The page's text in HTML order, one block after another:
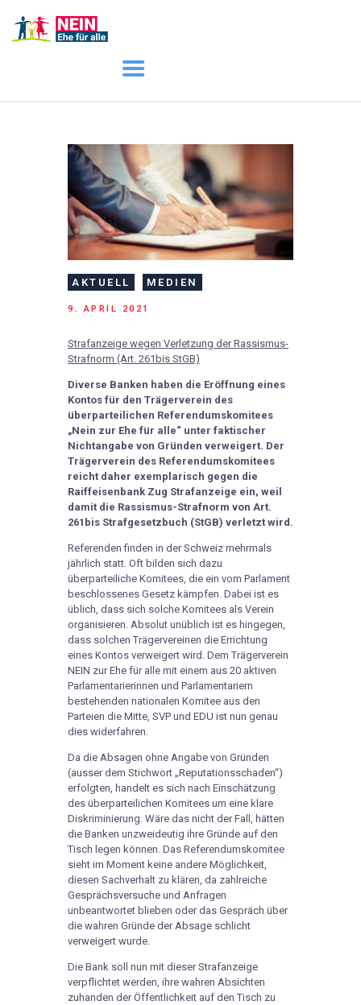
START
DARUM GEHT ES
ÜBER UNS
DOWNLOADS
AKTUELL MEDIEN
9. APRIL 2021
Strafanzeige wegen Verletzung der Rassismus-
Strafnorm (Art. 261bis StGB)
Diverse Banken haben die Eröffnung eines
Kontos für den Trägerverein des
überparteilichen Referendumskomitees
„Nein zur Ehe für alle“ unter faktischer
Nichtangabe von Gründen verweigert. Der
Trägerverein des Referendumskomitees
reicht daher exemplarisch gegen die
Raiffeisenbank Zug Strafanzeige ein, weil
damit die Rassismus-Strafnorm von Art.
261bis Strafgesetzbuch (StGB) verletzt wird.
Referenden finden in der Schweiz mehrmals
jährlich statt. Oft bilden sich dazu
überparteiliche Komitees, die ein vom Parlament
beschlossenes Gesetz kämpfen. Dabei ist es
üblich, dass sich solche Komitees als Verein
organisieren. Absolut unüblich ist es hingegen,
dass solchen Trägervereinen die Errichtung
eines Kontos verweigert wird. Dem Trägerverein
NEIN zur Ehe für alle mit einem aus 20 aktiven
Parlamentarierinnen und Parlamentariern
bestehenden nationalen Komitee aus den
Parteien die Mitte, SVP und EDU ist nun genau
dies widerfahren.
Da die Absagen ohne Angabe von Gründen
(ausser dem Stichwort „Reputationsschaden“)
erfolgten, handelt es sich nach Einschätzung
des überparteilichen Komitees um eine klare
Diskriminierung. Wäre das nicht der Fall, hätten
die Banken unzweideutig ihre Gründe auf den
Tisch legen können. Das Referendumskomitee
sieht im Moment keine andere Möglichkeit,
diesen Sachverhalt zu klären, da zahlreiche
Gesprächsversuche und Anfragen
unbeantwortet blieben oder das Gespräch über
die wahren Gründe der Absage schlicht
verweigert wurde.
Die Bank soll nun mit dieser Strafanzeige
verpflichtet werden, ihre wahren Absichten
zuhanden der Öffentlichkeit auf den Tisch zu